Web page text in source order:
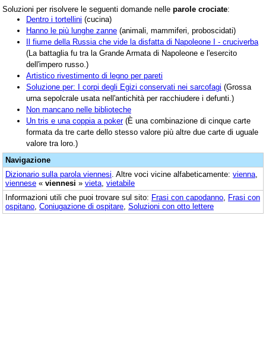
Soluzioni per risolvere le seguenti domande nelle parole crociate:
Dentro i tortellini (cucina)
Hanno le più lunghe zanne (animali, mammiferi, proboscidati)
Il fiume della Russia che vide la disfatta di Napoleone I - cruciverba
(La battaglia fu tra la Grande Armata di Napoleone e l'esercito
dell'impero russo.)
Artistico rivestimento di legno per pareti
Soluzione per: I corpi degli Egizi conservati nei sarcofagi (Grossa
urna sepolcrale usata nell'antichità per racchiudere i defunti.)
Non mancano nelle biblioteche
Un tris e una coppia a poker(È una combinazione di cinque carte
formata da tre carte dello stesso valore più altre due carte di uguale
valore tra loro.)
Navigazione
Dizionario sulla parola viennesi . Altre voci vicine alfabeticamente: vienna
viennese « viennesi » vieta vietabile
Informazioni utili che puoi trovare sul sito: Frasi con capodanno Frasi con
ospitano Coniugazione di ospitare Soluzioni con otto lettere